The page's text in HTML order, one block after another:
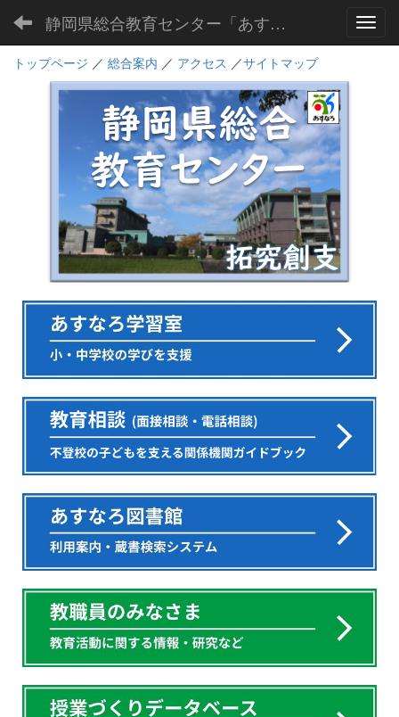
静岡県総合教育センター「あすなろ」
トップページ ／ 総合案内 ／ アクセス ／サイトマップ